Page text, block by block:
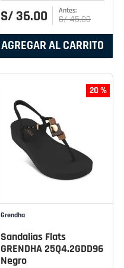
S/36.00 S/45.00
AGREGAR AL CARRITO
20 %
Grendha
Sandalias Flats
GRENDHA 25Q4.2GDD96
Negro